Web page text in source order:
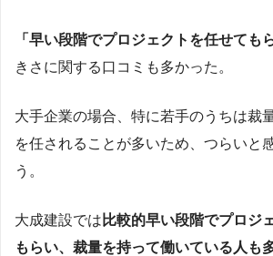
「早い段階でプロジェクトを任せても
きさに関する口コミも多かった。
大手企業の場合、特に若手のうちは裁
を任されることが多いため、つらいと
う。
大成建設では 比較的早い段階でプロジ
もらい、裁量を持って働いている人も